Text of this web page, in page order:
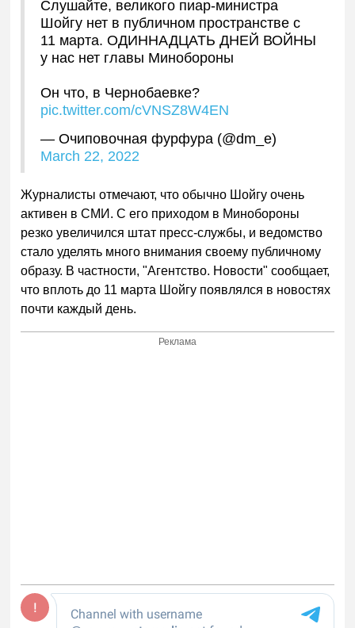
Слушайте, великого пиар-министра
Шойгу нет в публичном пространстве с
11 марта. ОДИННАДЦАТЬ ДНЕЙ ВОЙНЫ
у нас нет главы Минобороны
Он что, в Чернобаевке?
pic.twitter.com/cVNSZ8W4EN
— Очиповочная фурфура (@dm_e)
March 22, 2022
Журналисты отмечают, что обычно Шойгу очень
активен в СМИ. С его приходом в Минобороны
резко увеличился штат пресс-службы, и ведомство
стало уделять много внимания своему публичному
образу. В частности, "Агентство. Новости" сообщает,
что вплоть до 11 марта Шойгу появлялся в новостях
почти каждый день.
Реклама